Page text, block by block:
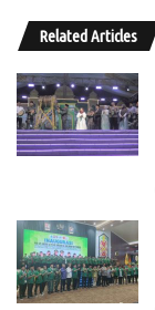
Related Articles